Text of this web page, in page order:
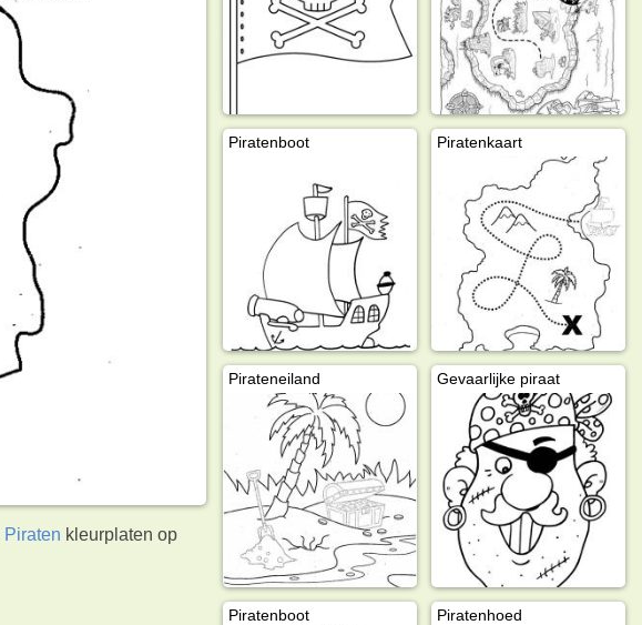
Piraten kleurplaten op
Piratenboot Piratenkaart
Pirateneiland Gevaarlijke piraat
Piratenboot Piratenhoed